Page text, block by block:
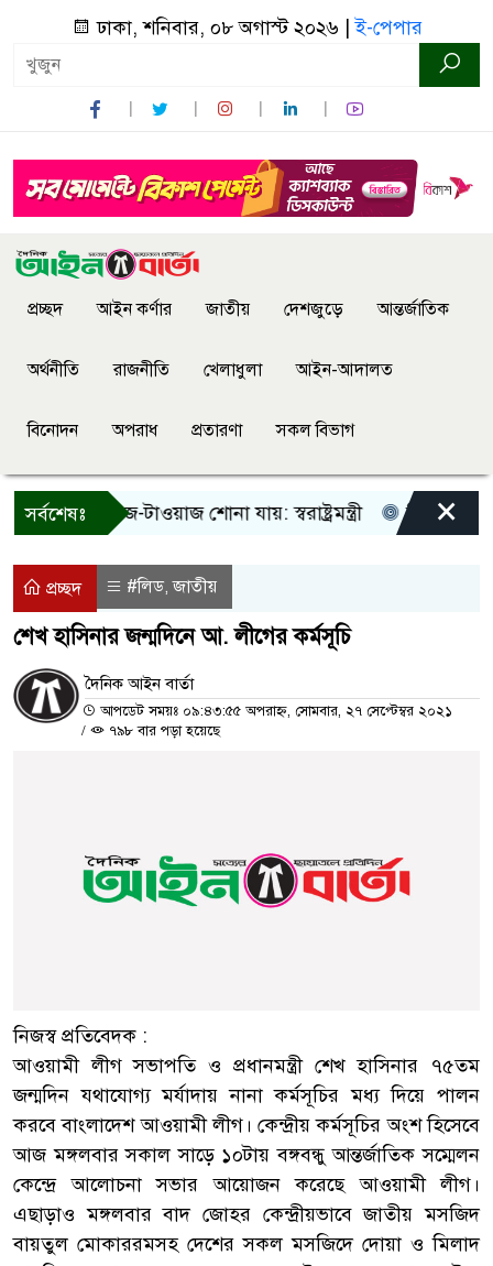
ঢাকা, শনিবার, ০৮ অগাস্ট ২০২৬ |ই-পেপার
প্রচ্ছদ আইন কর্ণার জাতীয় দেশজুড়ে আন্তর্জাতিক
অর্থনীতি রাজনীতি খেলাধুলা আইন-আদালত
বিনোদন অপরাধ প্রতারণা সকল বিভাগ
সর্বশেষঃ
শুধু আওয়াজ-টাওয়াজ শোনা যায়: স্বরাষ্ট্রমন্ত্রী তিন দিনের
×
প্রচ্ছদ #লিড,জাতীয়
শেখ হাসিনার জন্মদিনে আ. লীগের কর্মসূচি
দৈনিক আইন বার্তা
আপডেট সময়ঃ ০৯:৪৩:৫৫ অপরাহ্ন, সোমবার, ২৭ সেপ্টেম্বর ২০২১
/
৭৯৮ বার পড়া হয়েছে
নিজস্ব প্রতিবেদক :
আওয়ামী লীগ সভাপতি ও প্রধানমন্ত্রী শেখ হাসিনার ৭৫তম
জন্মদিন যথাযোগ্য মর্যাদায় নানা কর্মসূচির মধ্য দিয়ে পালন
করবে বাংলাদেশ আওয়ামী লীগ। কেন্দ্রীয় কর্মসূচির অংশ হিসেবে
আজ মঙ্গলবার সকাল সাড়ে ১০টায় বঙ্গবন্ধু আন্তর্জাতিক সম্মেলন
কেন্দ্রে আলোচনা সভার আয়োজন করেছে আওয়ামী লীগ।
এছাড়াও মঙ্গলবার বাদ জোহর কেন্দ্রীয়ভাবে জাতীয় মসজিদ
বায়তুল মোকাররমসহ দেশের সকল মসজিদে দোয়া ও মিলাদ